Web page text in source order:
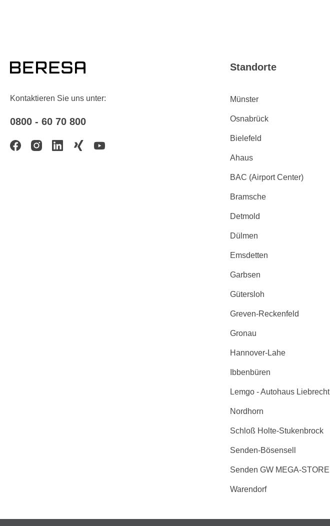
passend für A35 AMG mit DCT 724.045.
Professioneller Einbau und
Fragen zur Kompatibilität senden Sie uns
prüfen das für Sie!
Kontaktieren Sie uns unter:
0800 - 60 70 800
Standorte
Münster
Osnabrück
Bielefeld
Ahaus
BAC (Airport Center)
Bramsche
Detmold
Dülmen
Emsdetten
Garbsen
Gütersloh
Greven-Reckenfeld
Gronau
Hannover-Lahe
Ibbenbüren
Lemgo - Autohaus Liebrecht
Nordhorn
Schloß Holte-Stukenbrock
Senden-Bösensell
Senden GW MEGA-STORE
Warendorf